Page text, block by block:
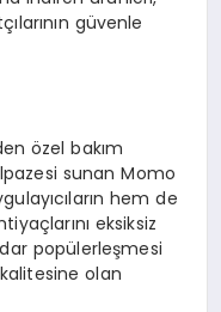
güvenle
özel bakım
sunan Momo
hem de
eksiksiz
popülerleşmesi
olan